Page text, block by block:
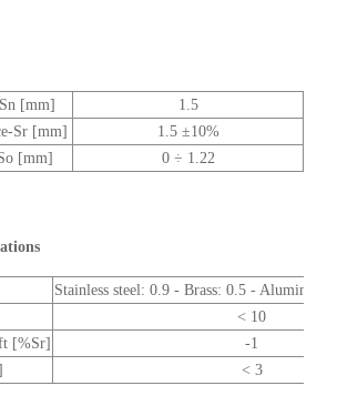
[mm]
1.5
Sr [mm]
1.5 ±10%
[mm]
0 ÷ 1.22
Stainless steel: 0.9 - Brass: 0.5 -
< 10
[%Sr]
-1
< 3